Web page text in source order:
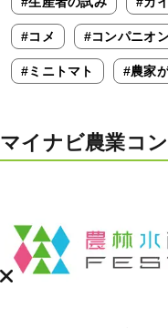
#コメ #コンパニオ
#ミニトマト #農家
マイナビ農業コ